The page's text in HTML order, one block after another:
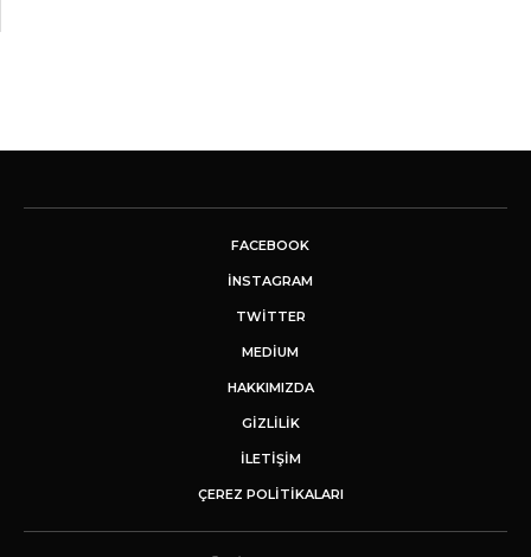
FACEBOOK
INSTAGRAM
TWITTER
MEDIUM
HAKKIMIZDA
GİZLİLİK
İLETIŞIM
ÇEREZ POLITIKALARI